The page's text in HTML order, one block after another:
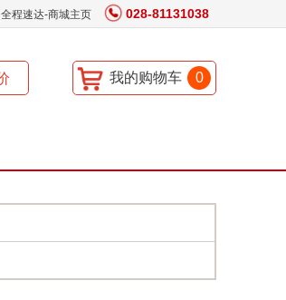
全程速达-商城主页 028-81131038
我的购物车 0